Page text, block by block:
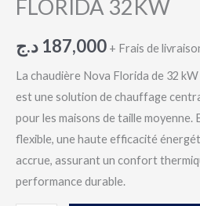
FLORIDA 32KW
187,000 د.ج + Frais de
La chaudière Nova Florida de 32
est une solution de chauffage
pour les maisons de taille
flexible, une haute efficacité
accrue, assurant un confort
performance durable.